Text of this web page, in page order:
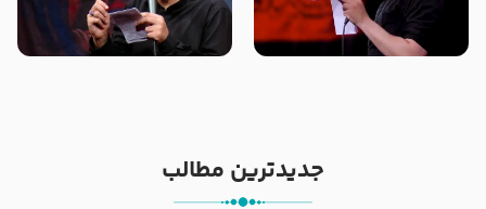
تک ، عبّاس، صاحب دل‌هاست –
حاج حنیف طاهری – عزاداری شب
من غلام نوکراتم من عاشق کربلاتم
– شور زمینه – شب هفتم – محرم
جدیدترین مطالب